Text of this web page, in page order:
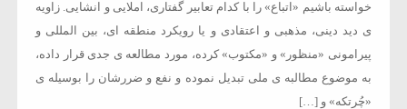
خواسته باشیم «اتباع» را با کدام تعابیر گفتاری، املایی و انشایی. زاویه
ی دید دینی، مذهبی و اعتقادی و یا رویکرد منطقه ای، بین المللی و
پیرامونی «منظور» و «مکتوب» کرده، مورد مطالعه ی جدی قرار داده،
به موضوع مطالبه ی ملی تبدیل نموده و نفع و ضررشان را بوسیله ی
«چُرتکه» و […]